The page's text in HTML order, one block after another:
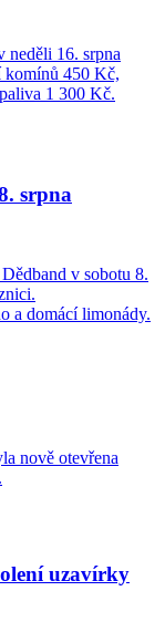
neděli 16. srpna
komínů 450 Kč,
1 300 Kč.
srpna
v sobotu 8.
a domácí limonády.
nově otevřena
uzavírky